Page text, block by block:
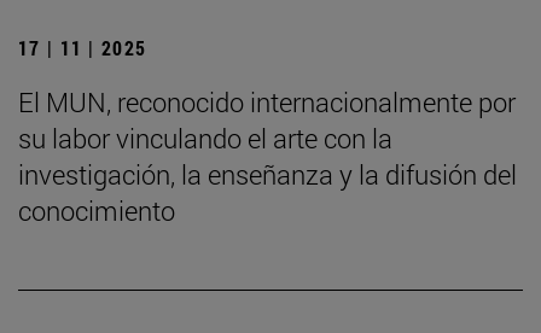
17 | 11 | 2025
El MUN, reconocido internacionalmente por
su labor vinculando el arte con la
investigación, la enseñanza y la difusión del
conocimiento